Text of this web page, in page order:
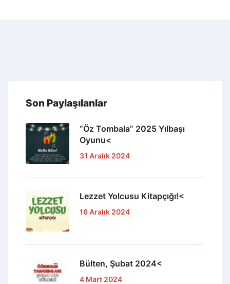
Son Paylaşılanlar
“Öz Tombala” 2025 Yılbaşı
Oyunu<
31 Aralık 2024
Lezzet Yolcusu Kitapçığı!<
16 Aralık 2024
Bülten, Şubat 2024<
4 Mart 2024